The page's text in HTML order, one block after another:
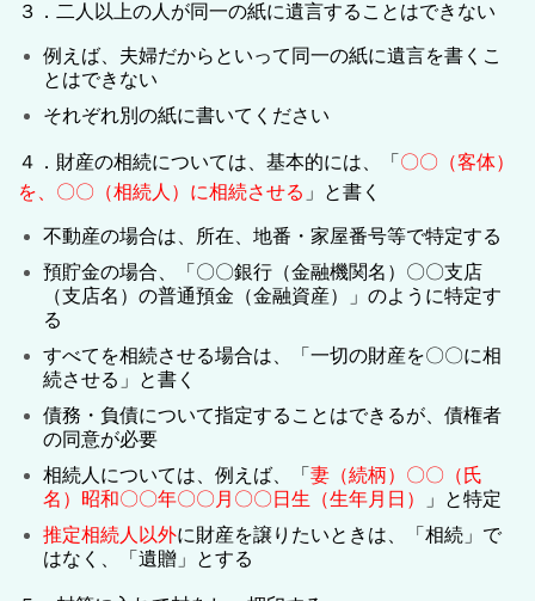
３．二人以上の人が同一の紙に遺言することはできない
例えば、夫婦だからといって同一の紙に遺言を書くこ
とはできない
それぞれ別の紙に書いてください
４．財産の相続については、基本的には、「 〇〇（客体）
を、〇〇（相続人）に相続させる 」と書く
不動産の場合は、所在、地番・家屋番号等で特定する
預貯金の場合、「〇〇銀行（金融機関名）〇〇支店
（支店名）の普通預金（金融資産）」のように特定す
る
すべてを相続させる場合は、「一切の財産を〇〇に相
続させる」と書く
債務・負債について指定することはできるが、債権者
の同意が必要
相続人については、例えば、「 妻（続柄）〇〇（氏
名）昭和〇〇年〇〇月〇〇日生（生年月日）
」と特定
推定相続人以外に財産を譲りたいときは、「相続」で
はなく、「遺贈」とする